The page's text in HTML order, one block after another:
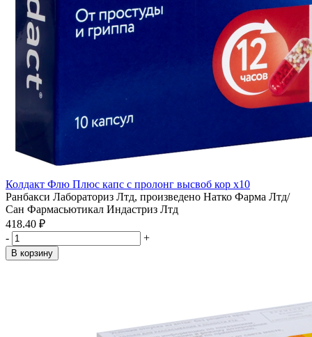
Колдакт Флю Плюс капс с пролонг высвоб кор x10
Ранбакси Лабораториз Лтд, произведено Натко Фарма Лтд/
Сан Фармасьютикал Индастриз Лтд
418.40 ₽
-
+
В корзину